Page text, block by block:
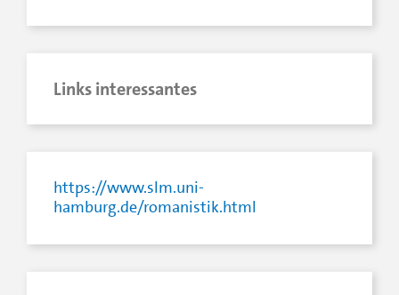
Links interessantes
https://www.slm.uni-
hamburg.de/romanistik.html